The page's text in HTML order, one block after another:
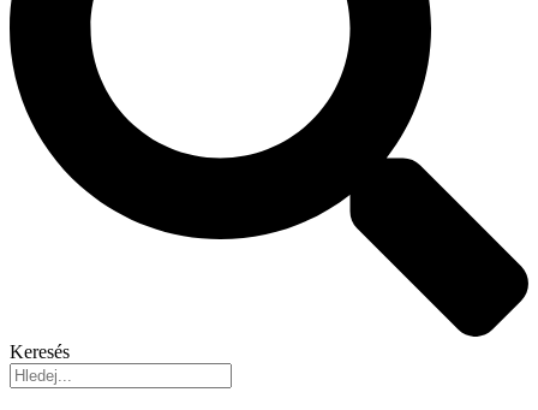
Keresés